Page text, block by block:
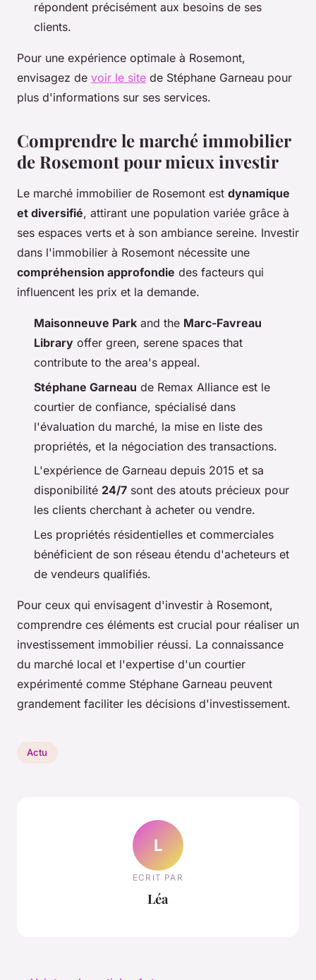
répondent précisément aux besoins de ses
clients.
Pour une expérience optimale à Rosemont,
envisagez de voir le site de Stéphane Garneau pour
plus d'informations sur ses services.
Comprendre le marché immobilier
de Rosemont pour mieux investir
Le marché immobilier de Rosemont est dynamique
et diversifié, attirant une population variée grâce à
ses espaces verts et à son ambiance sereine. Investir
dans l'immobilier à Rosemont nécessite une
compréhension approfondie des facteurs qui
influencent les prix et la demande.
Maisonneuve Park and the Marc-Favreau
Library offer green, serene spaces that
contribute to the area's appeal.
Stéphane Garneau de Remax Alliance est le
courtier de confiance, spécialisé dans
l'évaluation du marché, la mise en liste des
propriétés, et la négociation des transactions.
L'expérience de Garneau depuis 2015 et sa
disponibilité 24/7 sont des atouts précieux pour
les clients cherchant à acheter ou vendre.
Les propriétés résidentielles et commerciales
bénéficient de son réseau étendu d'acheteurs et
de vendeurs qualifiés.
Pour ceux qui envisagent d'investir à Rosemont,
comprendre ces éléments est crucial pour réaliser un
investissement immobilier réussi. La connaissance
du marché local et l'expertise d'un courtier
expérimenté comme Stéphane Garneau peuvent
grandement faciliter les décisions d'investissement.
Actu
L
ECRIT PAR
Léa